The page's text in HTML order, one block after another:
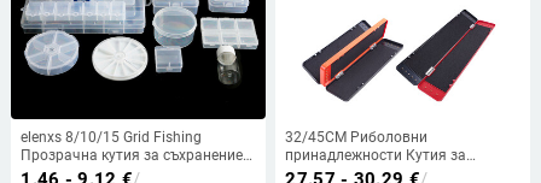
elenxs 8/10/15 Grid Fishing
Прозрачна кутия за съхранение
Прозрачен органайзер за рибна
32/45CM Риболовни
принадлежности Кутия за
примамка Куки с голям